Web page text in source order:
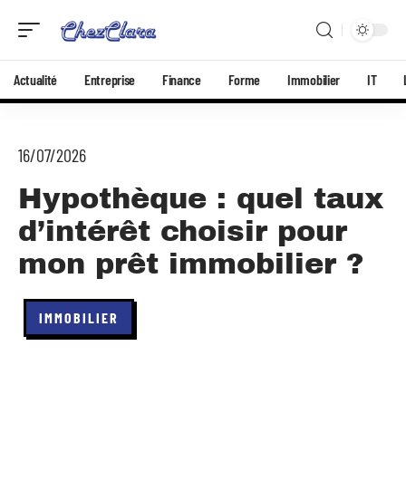
Actualité Entreprise Finance Forme Immobilier IT
16/07/2026
Hypothèque : quel taux
d’intérêt choisir pour
mon prêt immobilier ?
IMMOBILIER